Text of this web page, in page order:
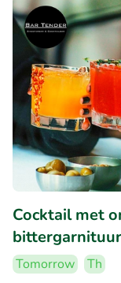
Cocktail met
Tomorrow
Th